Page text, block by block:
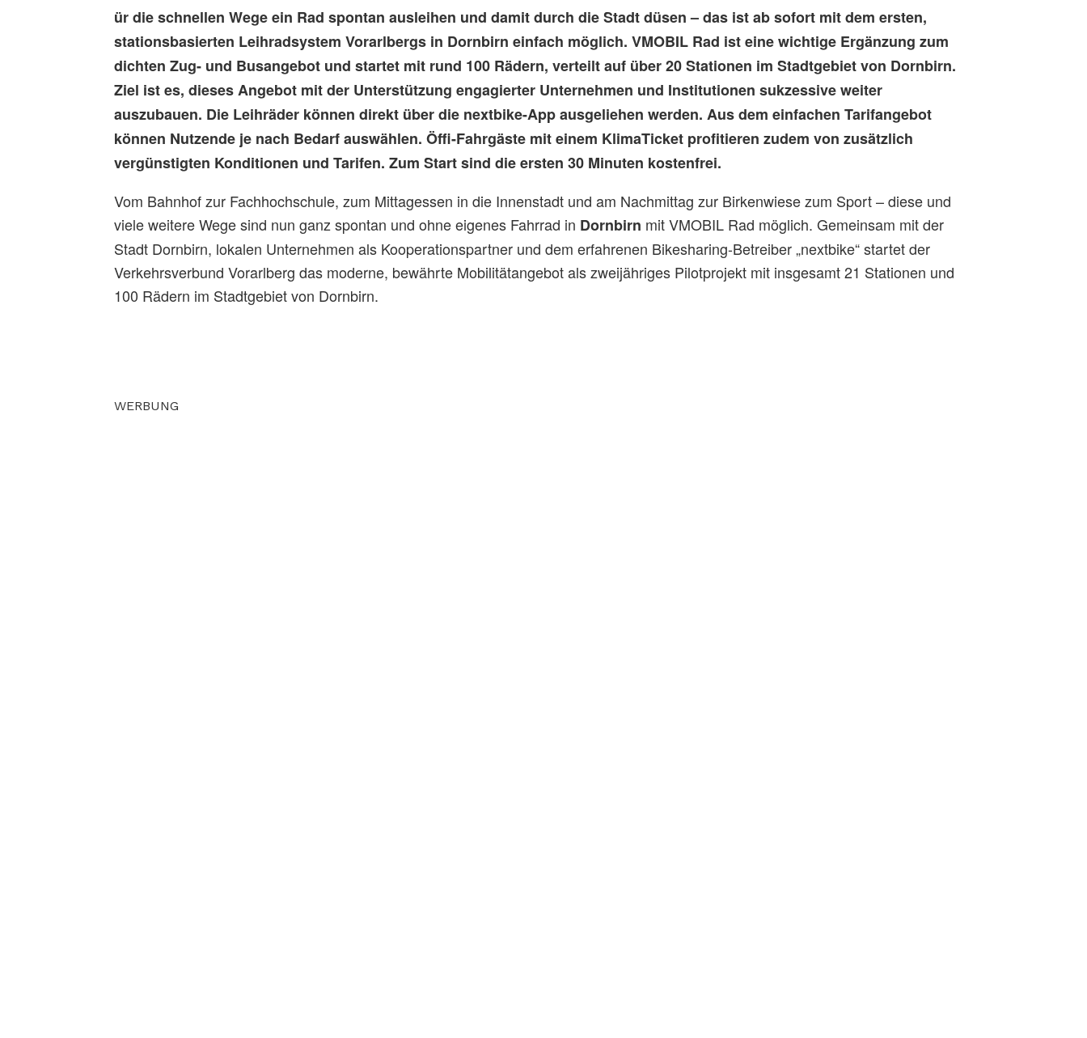
ür die schnellen Wege ein Rad spontan ausleihen und damit durch die Stadt düsen – das ist ab sofort mit dem ersten,
stationsbasierten Leihradsystem Vorarlbergs in Dornbirn einfach möglich. VMOBIL Rad ist eine wichtige Ergänzung zum
dichten Zug- und Busangebot und startet mit rund 100 Rädern, verteilt auf über 20 Stationen im Stadtgebiet von Dornbirn.
Ziel ist es, dieses Angebot mit der Unterstützung engagierter Unternehmen und Institutionen sukzessive weiter
auszubauen. Die Leihräder können direkt über die nextbike-App ausgeliehen werden. Aus dem einfachen Tarifangebot
können Nutzende je nach Bedarf auswählen. Öffi-Fahrgäste mit einem KlimaTicket profitieren zudem von zusätzlich
vergünstigten Konditionen und Tarifen. Zum Start sind die ersten 30 Minuten kostenfrei.
Vom Bahnhof zur Fachhochschule, zum Mittagessen in die Innenstadt und am Nachmittag zur Birkenwiese zum Sport – diese und
viele weitere Wege sind nun ganz spontan und ohne eigenes Fahrrad in Dornbirn mit VMOBIL Rad möglich. Gemeinsam mit der
Stadt Dornbirn, lokalen Unternehmen als Kooperationspartner und dem erfahrenen Bikesharing-Betreiber „nextbike“ startet der
Verkehrsverbund Vorarlberg das moderne, bewährte Mobilitätangebot als zweijähriges Pilotprojekt mit insgesamt 21 Stationen und
100 Rädern im Stadtgebiet von Dornbirn.
WERBUNG